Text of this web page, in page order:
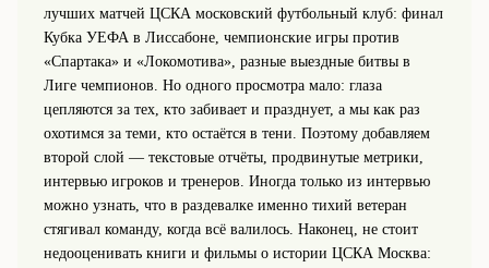
лучших матчей ЦСКА московский футбольный клуб: финал
Кубка УЕФА в Лиссабоне, чемпионские игры против
«Спартака» и «Локомотива», разные выездные битвы в
Лиге чемпионов. Но одного просмотра мало: глаза
цепляются за тех, кто забивает и празднует, а мы как раз
охотимся за теми, кто остаётся в тени. Поэтому добавляем
второй слой — текстовые отчёты, продвинутые метрики,
интервью игроков и тренеров. Иногда только из интервью
можно узнать, что в раздевалке именно тихий ветеран
стягивал команду, когда всё валилось. Наконец, не стоит
недооценивать книги и фильмы о истории ЦСКА Москва: